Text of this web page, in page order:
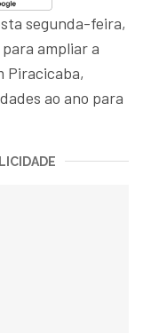
segunda-feira,
ampliar a
Piracicaba,
ao ano para